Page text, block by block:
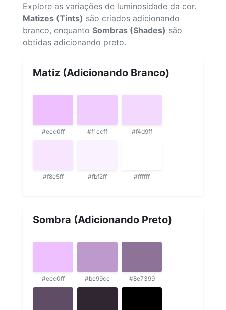
Explore as variações de luminosidade da cor.
Matizes (Tints) são criados adicionando
branco, enquanto Sombras (Shades) são
obtidas adicionando preto.
Matiz (Adicionando Branco)
#eec0ff #f1ccff #f4d9ff
#f8e5ff #fbf2ff #ffffff
Sombra (Adicionando Preto)
#eec0ff #be99cc #8e7399